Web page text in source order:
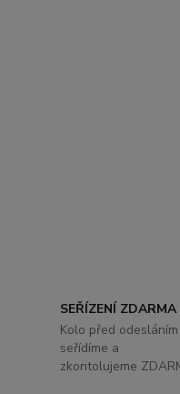
SEŘÍZENÍ ZDARMA
Kolo před odesláním
seřídíme a
zkontolujeme